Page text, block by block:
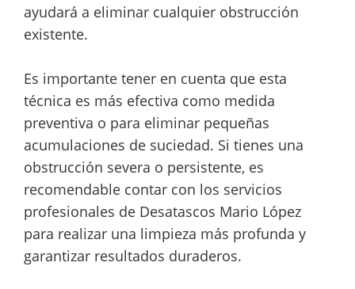
ayudará a eliminar cualquier obstrucción
existente.
Es importante tener en cuenta que esta
técnica es más efectiva como medida
preventiva o para eliminar pequeñas
acumulaciones de suciedad. Si tienes una
obstrucción severa o persistente, es
recomendable contar con los servicios
profesionales de Desatascos Mario López
para realizar una limpieza más profunda y
garantizar resultados duraderos.